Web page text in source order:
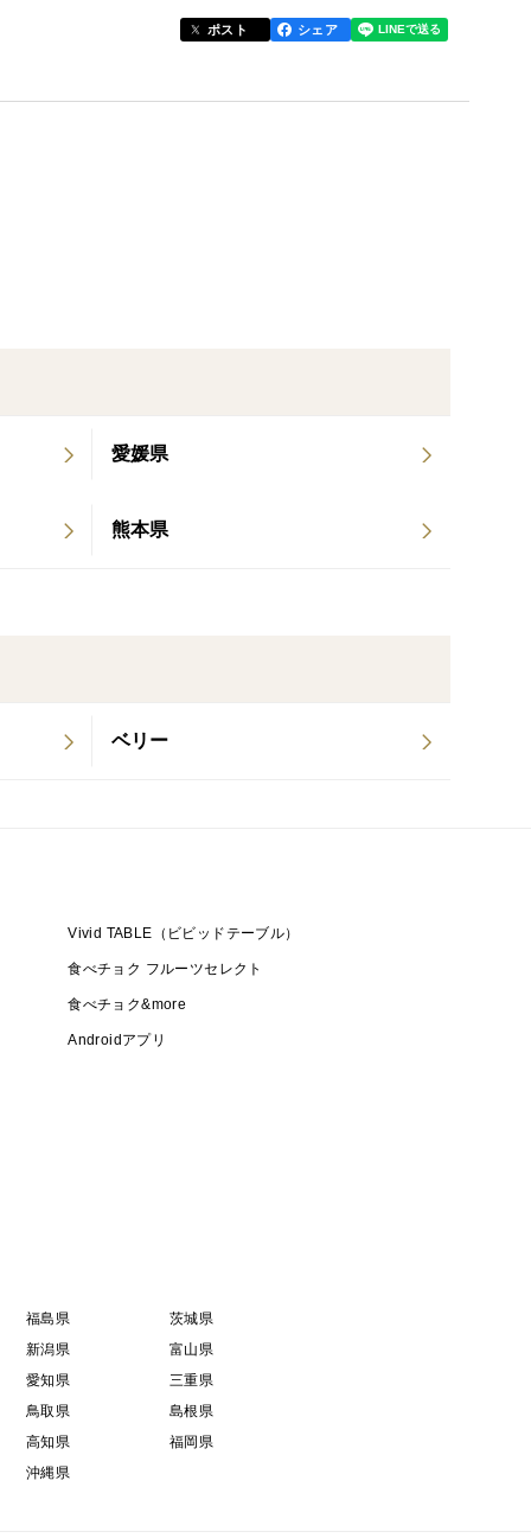
甘みが凝縮した果実が育ちます。
ポスト シェア
愛媛県
熊本県
ベリー
Vivid TABLE（ビビッドテーブル）
食べチョク フルーツセレクト
食べチョク&more
Androidアプリ
福島県
茨城県
新潟県
富山県
愛知県
三重県
鳥取県
島根県
高知県
福岡県
沖縄県